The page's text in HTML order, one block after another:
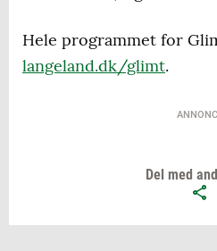
Hele programmet for
langeland.dk/glimt.
Del med